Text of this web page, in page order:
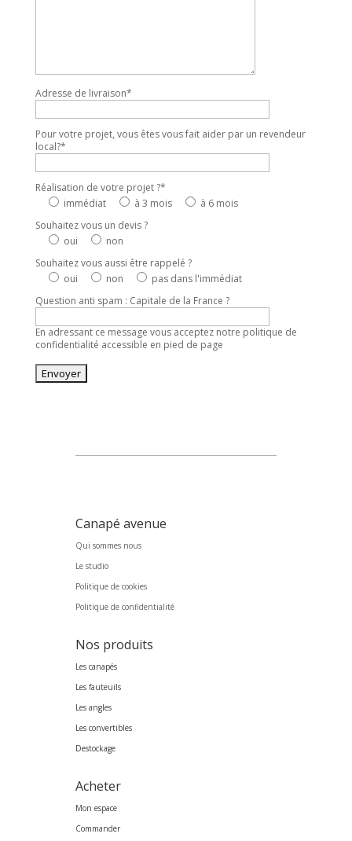
Adresse de livraison*
Pour votre projet, vous êtes vous fait aider par un revendeur
local?*
Réalisation de votre projet ?*
immédiat
à 3 mois
à 6 mois
Souhaitez vous un devis ?
oui
non
Souhaitez vous aussi être rappelé ?
oui
non
pas dans l'immédiat
Question anti spam : Capitale de la France ?
En adressant ce message vous acceptez notre politique de
confidentialité accessible en pied de page
Canapé avenue
Qui sommes nous
Le studio
Politique de cookies
Politique de confidentialité
Nos produits
Les canapés
Les fauteuils
Les angles
Les convertibles
Destockage
Acheter
Mon espace
Commander